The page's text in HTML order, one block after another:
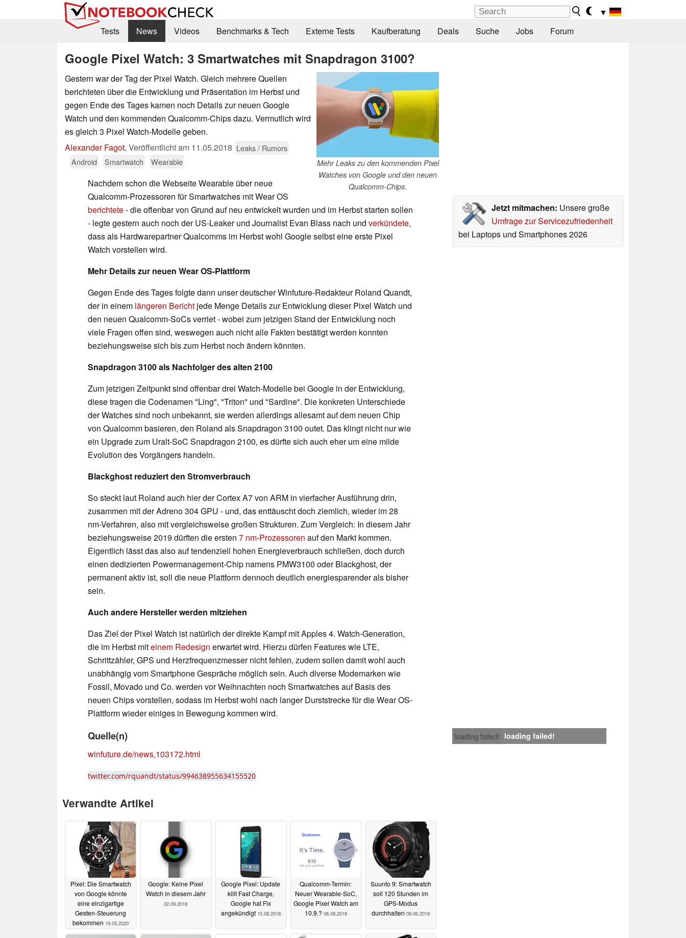
▼
Tests
News Videos Benchmarks & Tech Externe Tests Kaufberatung Deals Suche Jobs Forum
Google Pixel Watch: 3 Smartwatches mit Snapdragon 3100?
Mehr Leaks zu den kommenden Pixel
Watches von Google und den neuen
Qualcomm-Chips.
Gestern war der Tag der Pixel Watch. Gleich mehrere Quellen
berichteten über die Entwicklung und Präsentation im Herbst und
gegen Ende des Tages kamen noch Details zur neuen Google
Watch und den kommenden Qualcomm-Chips dazu. Vermutlich wird
es gleich 3 Pixel Watch-Modelle geben.
Alexander Fagot, Veröffentlicht am 11.05.2018 Leaks / Rumors
Android
Smartwatch Wearable
Jetzt mitmachen: Unsere große
Umfrage zur Servicezufriedenheit
bei Laptops und Smartphones 2026
Nachdem schon die Webseite Wearable über neue
Qualcomm-Prozessoren für Smartwatches mit Wear OS
berichtete- die offenbar von Grund auf neu entwickelt wurden und im Herbst starten sollen
- legte gestern auch noch der US-Leaker und Journalist Evan Blass nach und verkündete,
dass als Hardwarepartner Qualcomms im Herbst wohl Google selbst eine erste Pixel
Watch vorstellen wird.
Mehr Details zur neuen Wear OS-Plattform
Gegen Ende des Tages folgte dann unser deutscher Winfuture-Redakteur Roland Quandt,
der in einem längeren Bericht jede Menge Details zur Entwicklung dieser Pixel Watch und
den neuen Qualcomm-SoCs verriet - wobei zum jetzigen Stand der Entwicklung noch
viele Fragen offen sind, weswegen auch nicht alle Fakten bestätigt werden konnten
beziehungsweise sich bis zum Herbst noch ändern könnten.
Snapdragon 3100 als Nachfolger des alten 2100
Zum jetzigen Zeitpunkt sind offenbar drei Watch-Modelle bei Google in der Entwicklung,
diese tragen die Codenamen "Ling", "Triton" und "Sardine". Die konkreten Unterschiede
der Watches sind noch unbekannt, sie werden allerdings allesamt auf dem neuen Chip
von Qualcomm basieren, den Roland als Snapdragon 3100 outet. Das klingt nicht nur wie
ein Upgrade zum Uralt-SoC Snapdragon 2100, es dürfte sich auch eher um eine milde
Evolution des Vorgängers handeln.
Blackghost reduziert den Stromverbrauch
So steckt laut Roland auch hier der Cortex A7 von ARM in vierfacher Ausführung drin,
zusammen mit der Adreno 304 GPU - und, das enttäuscht doch ziemlich, wieder im 28
nm-Verfahren, also mit vergleichsweise großen Strukturen. Zum Vergleich: In diesem Jahr
beziehungsweise 2019 dürften die ersten 7 nm-Prozessoren auf den Markt kommen.
Eigentlich lässt das also auf tendenziell hohen Energieverbrauch schließen, doch durch
einen dedizierten Powermanagement-Chip namens PMW3100 oder Blackghost, der
permanent aktiv ist, soll die neue Plattform dennoch deutlich energiesparender als bisher
sein.
Auch andere Hersteller werden mitziehen
Das Ziel der Pixel Watch ist natürlich der direkte Kampf mit Apples 4. Watch-Generation,
die im Herbst miteinem Redesign erwartet wird. Hierzu dürfen Features wie LTE,
Schrittzähler, GPS und Herzfrequenzmesser nicht fehlen, zudem sollen damit wohl auch
unabhängig vom Smartphone Gespräche möglich sein. Auch diverse Modemarken wie
Fossil, Movado und Co. werden vor Weihnachten noch Smartwatches auf Basis des
neuen Chips vorstellen, sodass im Herbst wohl nach langer Durststrecke für die Wear OS-
Plattform wieder einiges in Bewegung kommen wird.
loading failed! loading failed!
Quelle(n)
winfuture.de/news,103172.html
twitter.com/rquandt/status/994638955634155520
Verwandte Artikel
Pixel: Die Smartwatch
von Google könnte
eine einzigartige
Gesten-Steuerung
bekommen 19.05.2020
Google: Keine Pixel
Watch in diesem Jahr
02.09.2018
Google Pixel: Update
killt Fast Charge,
Google hat Fix
angekündigt 15.08.2018
Qualcomm-Termin:
Neuer Wearable-SoC,
Google Pixel Watch am
10.9.? 08.08.2018
Suunto 9: Smartwatch
soll 120 Stunden im
GPS-Modus
durchhalten 09.06.2018